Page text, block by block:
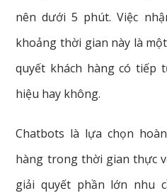
nên dưới 5 phút. Việc
khoảng thời gian này là
quyết khách hàng có tiếp
hiệu hay không.
Chatbots là lựa chọn
hàng trong thời gian thực
giải quyết phần lớn nhu